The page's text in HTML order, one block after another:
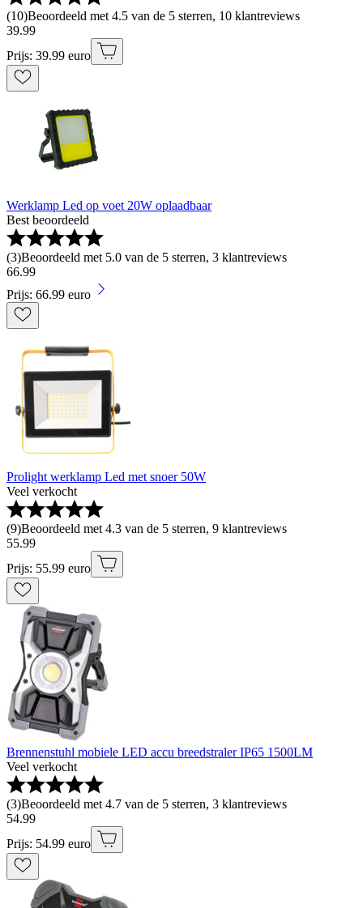
(10)Beoordeeld met 4.5 van de 5 sterren, 10 klantreviews
39.99
Prijs: 39.99 euro
Werklamp Led op voet 20W oplaadbaar
Best beoordeeld
(3)Beoordeeld met 5.0 van de 5 sterren, 3 klantreviews
66.99
Prijs: 66.99 euro
Prolight werklamp Led met snoer 50W
Veel verkocht
(9)Beoordeeld met 4.3 van de 5 sterren, 9 klantreviews
55.99
Prijs: 55.99 euro
Brennenstuhl mobiele LED accu breedstraler IP65 1500LM
Veel verkocht
(3)Beoordeeld met 4.7 van de 5 sterren, 3 klantreviews
54.99
Prijs: 54.99 euro